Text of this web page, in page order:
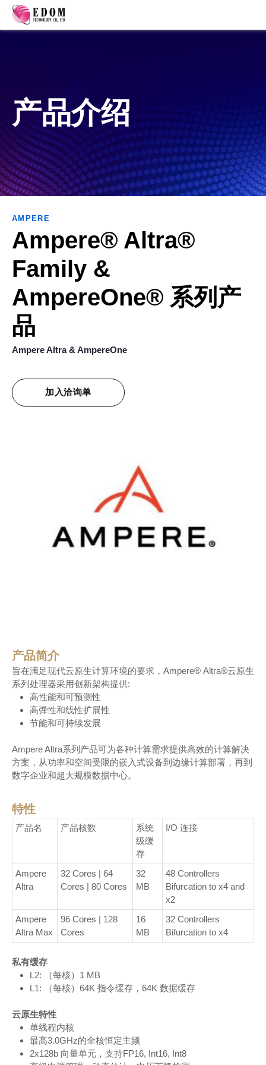
产品介绍
AMPERE
Ampere® Altra®
Family &
AmpereOne® 系列产
品
Ampere Altra & AmpereOne
加入洽询单
产品简介
旨在满足现代云原生计算环境的要求，Ampere® Altra®云原生
系列处理器采用创新架构提供:
高性能和可预测性
高弹性和线性扩展性
节能和可持续发展
Ampere Altra系列产品可为各种计算需求提供高效的计算解决
方案，从功率和空间受限的嵌入式设备到边缘计算部署，再到
数字企业和超大规模数据中心。
特性
产品名 产品核数
系统
级缓
存
I/O 连接
Ampere
Altra
32 Cores | 64
Cores | 80 Cores
32
MB
48 Controllers
Bifurcation to x4 and
x2
Ampere
Altra Max
96 Cores | 128
Cores
16
MB
32 Controllers
Bifurcation to x4
私有缓存
L2: （每核）1 MB
L1: （每核）64K 指令缓存，64K 数据缓存
云原生特性
单线程内核
最高3.0GHz的全核恒定主频
2x128b 向量单元，支持FP16, Int16, Int8